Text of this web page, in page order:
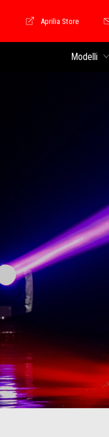
Moto Guzzi Store
Aprilia Store
Modelli